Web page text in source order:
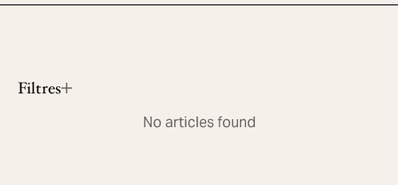
Filtres
No articles found